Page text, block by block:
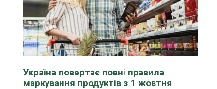
Україна повертає повні правила
маркування продуктів з 1 жовтня